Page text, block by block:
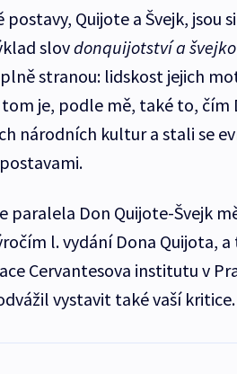
postavy, Quijote a Švejk, jsou
slovdonquijotství a
stranou: lidskost jejich
je, podle mě, také to, čím
národních kultur a stali se
paralela Don Quijote-Švejk
l. vydání Dona Quijota,
Cervantesova institutu v
vystavit také vaší kritice.